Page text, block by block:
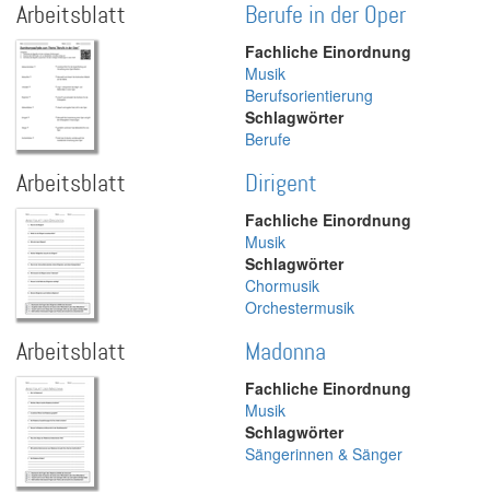
Arbeitsblatt Berufe in der Oper
Fachliche Einordnung
Musik
Berufsorientierung
Schlagwörter
Berufe
Arbeitsblatt Dirigent
Fachliche Einordnung
Musik
Schlagwörter
Chormusik
Orchestermusik
Arbeitsblatt Madonna
Fachliche Einordnung
Musik
Schlagwörter
Sängerinnen & Sänger